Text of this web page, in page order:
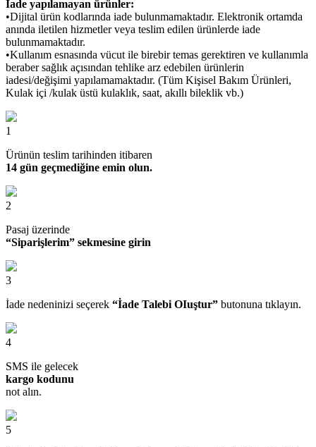
İade yapılamayan ürünler:
•Dijital ürün kodlarında iade bulunmamaktadır. Elektronik ortamda
anında iletilen hizmetler veya teslim edilen ürünlerde iade
bulunmamaktadır.
•Kullanım esnasında vücut ile birebir temas gerektiren ve kullanımla
beraber sağlık açısından tehlike arz edebilen ürünlerin
iadesi/değişimi yapılamamaktadır. (Tüm Kişisel Bakım Ürünleri,
Kulak içi /kulak üstü kulaklık, saat, akıllı bileklik vb.)
1
Ürünün teslim tarihinden itibaren
14 gün geçmediğine emin olun.
2
Pasaj üzerinde
“Siparişlerim” sekmesine girin
3
İade nedeninizi seçerek “İade Talebi OIuştur” butonuna tıklayın.
4
SMS ile gelecek
kargo kodunu
not alın.
5